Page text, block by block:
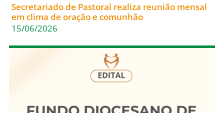
Secretariado de Pastoral realiza reunião mensal
em clima de oração e comunhão
15/06/2026